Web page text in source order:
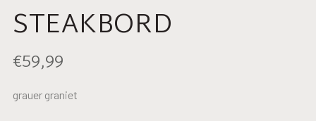
STEAKBORD
€59,99
grauer graniet